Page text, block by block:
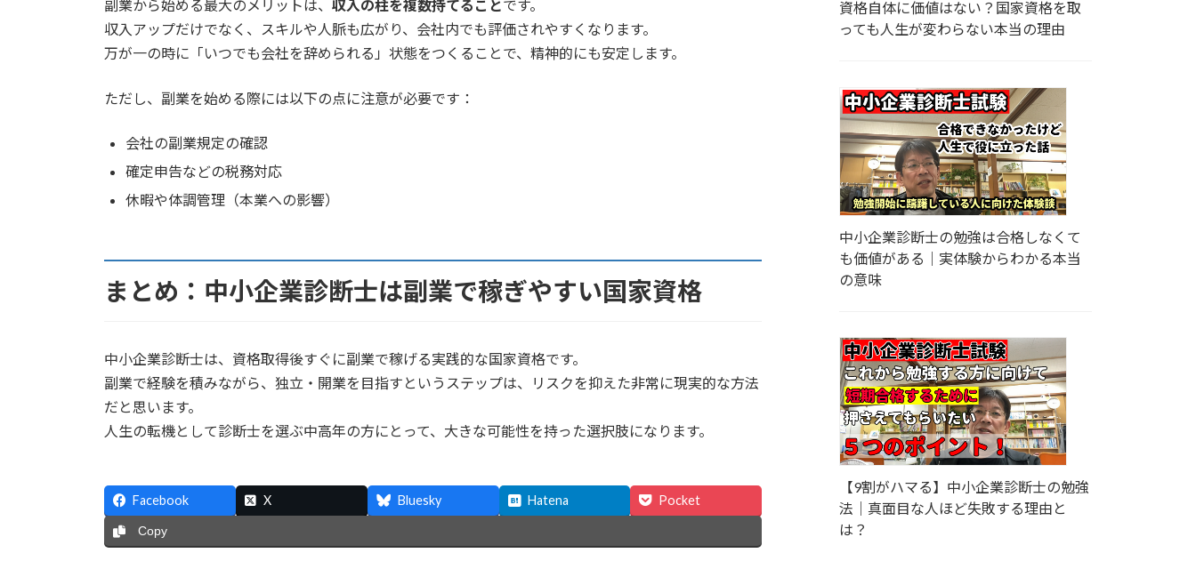
副業から始める最大のメリットは、 収入の柱を複数持てることです。
収入アップだけでなく、スキルや人脈も広がり、会社内でも評価されやすくなります。
万が一の時に「いつでも会社を辞められる」状態をつくることで、精神的にも安定します。
ただし、副業を始める際には以下の点に注意が必要です：
会社の副業規定の確認
確定申告などの税務対応
休暇や体調管理（本業への影響）
まとめ：中小企業診断士は副業で稼ぎやすい国家資格
中小企業診断士は、資格取得後すぐに副業で稼げる実践的な国家資格です。
副業で経験を積みながら、独立・開業を目指すというステップは、リスクを抑えた非常に現実的な方法
だと思います。
人生の転機として診断士を選ぶ中高年の方にとって、大きな可能性を持った選択肢になります。
Facebook X Bluesky Hatena Pocket
Copy
資格自体に価値はない？国家資格を取
っても人生が変わらない本当の理由
中小企業診断士の勉強は合格しなくて
も価値がある｜実体験からわかる本当
の意味
【9割がハマる】中小企業診断士の勉強
法｜真面目な人ほど失敗する理由と
は？